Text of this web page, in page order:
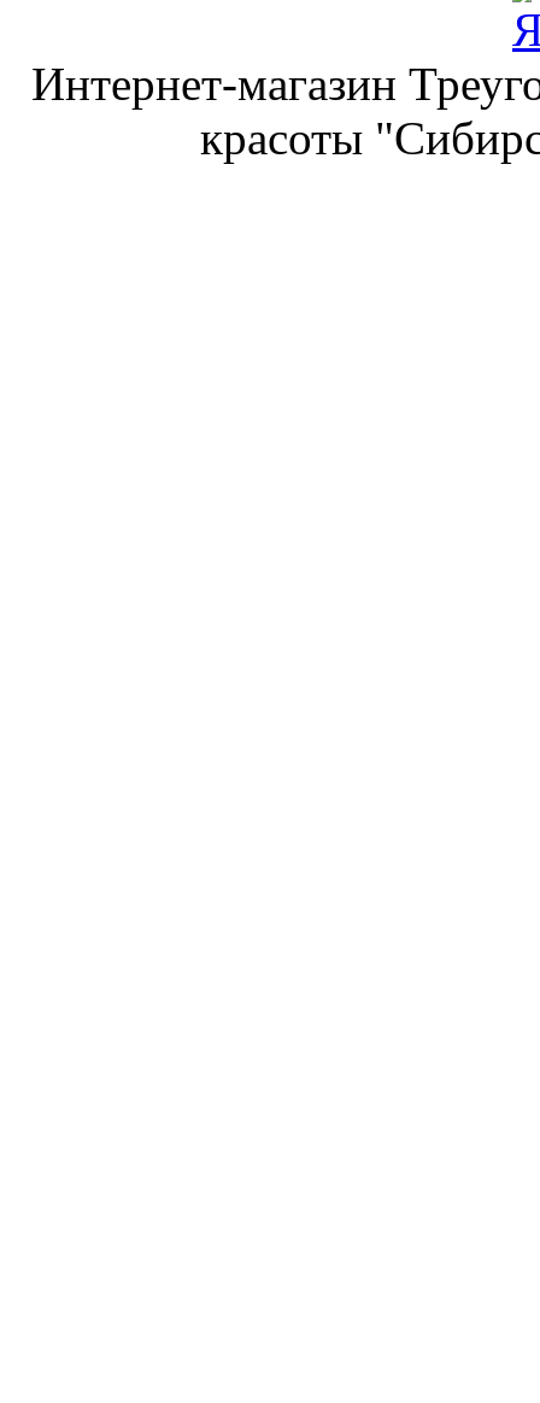
Интернет-магазин
красоты